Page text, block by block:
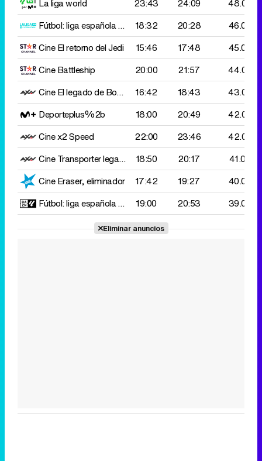
La liga world 23:43 24:09
48.000
Fútbol: liga española 2 d
Deportivo Coruña-R.Zaragoza
18:32 20:28
46.000
CineEl retorno del Jedi 15:46 17:48
45.000
CineBattleship 20:00 21:57
44.000
CineEl legado de Bourne 16:42 18:43
43.000
Deporteplus%2b
18:00 20:49
42.000
Cine x2Speed 22:00 23:46
42.000
CineTransporter legacy 18:50 20:17
41.000
CineEraser, eliminador 17:42 19:27
40.000
Fútbol: liga española femenino
Barcelona-R.Betis
19:00 20:53 39.000
Eliminar anuncios